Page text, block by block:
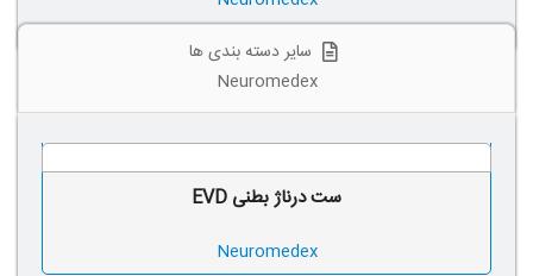
سایر دسته بندی ها
Neuromedex
ست درناژ بطنی EVD
Neuromedex